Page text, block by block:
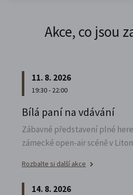
Akce, co jsou
11. 8. 2026
19:30 - 22:00
Bílá paní na vdávání
Zábavné představení plné
zámecké open-air scéně v
Rozbalte si další akce
14. 8. 2026